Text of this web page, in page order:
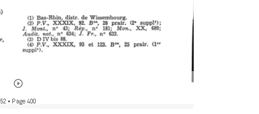
• Page 400